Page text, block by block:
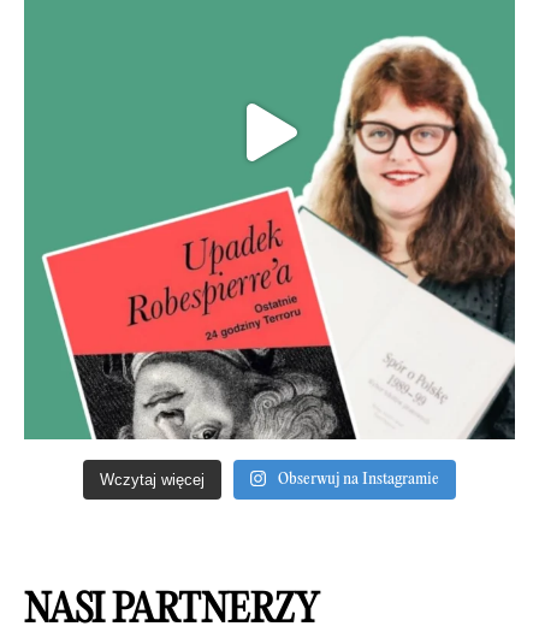
Wczytaj więcej Obserwuj na Instagramie
NASI PARTNERZY